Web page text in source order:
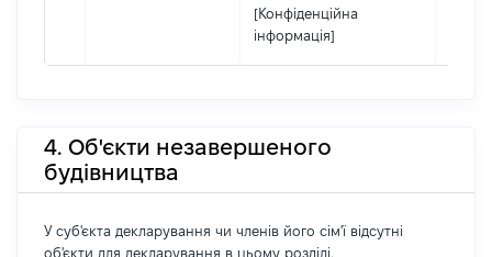
[Конфіденційна
інформація]
4. Об'єкти незавершеного
будівництва
У суб'єкта декларування чи членів його сім'ї відсутні
об'єкти для декларування в цьому розділі.